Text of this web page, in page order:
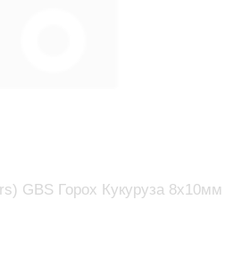
GBS Горох Кукуруза 8x10мм